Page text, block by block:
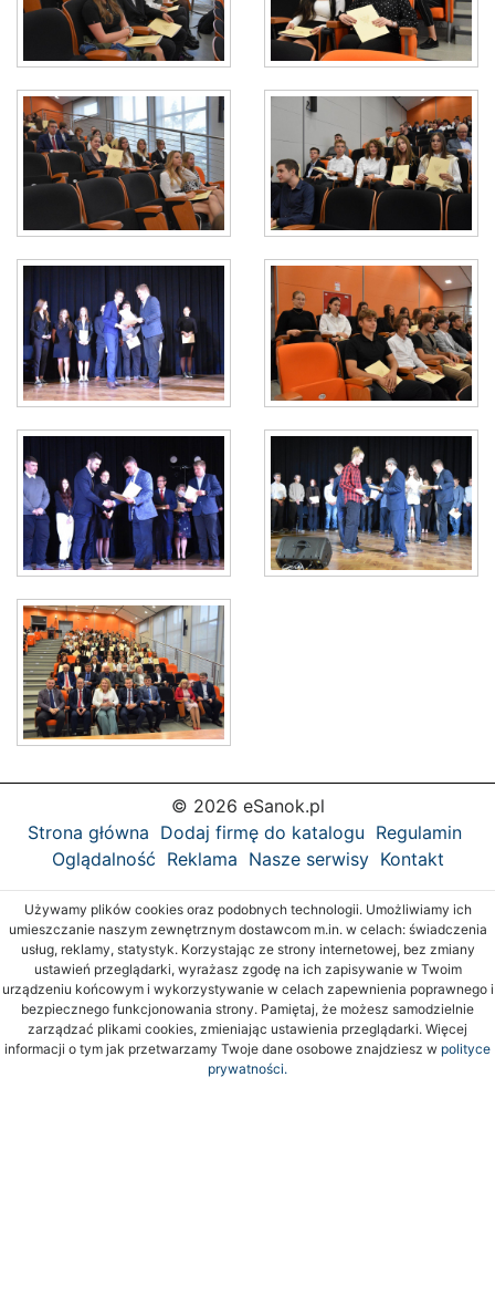
© 2026 eSanok.pl
Strona główna Dodaj firmę do katalogu Regulamin
Oglądalność Reklama Nasze serwisy Kontakt
Używamy plików cookies oraz podobnych technologii. Umożliwiamy ich
umieszczanie naszym zewnętrznym dostawcom m.in. w celach: świadczenia
usług, reklamy, statystyk. Korzystając ze strony internetowej, bez zmiany
ustawień przeglądarki, wyrażasz zgodę na ich zapisywanie w Twoim
urządzeniu końcowym i wykorzystywanie w celach zapewnienia poprawnego i
bezpiecznego funkcjonowania strony. Pamiętaj, że możesz samodzielnie
zarządzać plikami cookies, zmieniając ustawienia przeglądarki. Więcej
informacji o tym jak przetwarzamy Twoje dane osobowe znajdziesz w polityce
prywatności.